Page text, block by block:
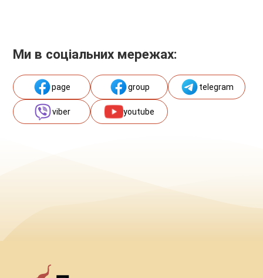
Ми в соціальних мережах:
page group telegram
viber youtube